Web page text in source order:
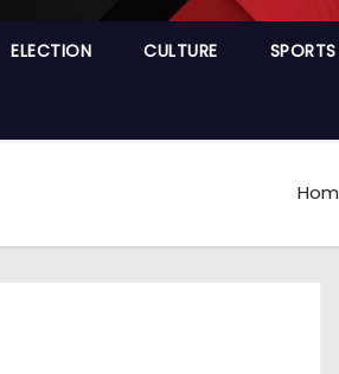
ELECTION CULTURE SPORTS